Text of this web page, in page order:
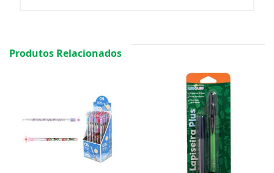
Produtos Relacionados